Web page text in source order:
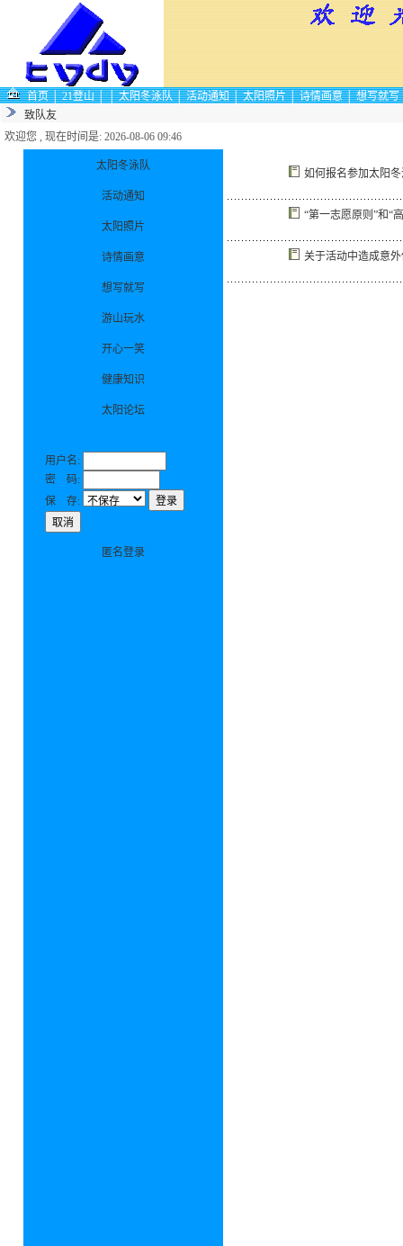
首页│21登山││太阳冬泳队│活动通知│太阳照片│诗情画意│想写就写
致队友
欢迎您 , 现在时间是: 2026-08-06 09:46
太阳冬泳队
活动通知
太阳照片
诗情画意
想写就写
游山玩水
开心一笑
健康知识
太阳论坛
用户名:
密 码:
保 存:
匿名登录
如何报名参加太阳
“第一志愿原则”和“
关于活动中造成意